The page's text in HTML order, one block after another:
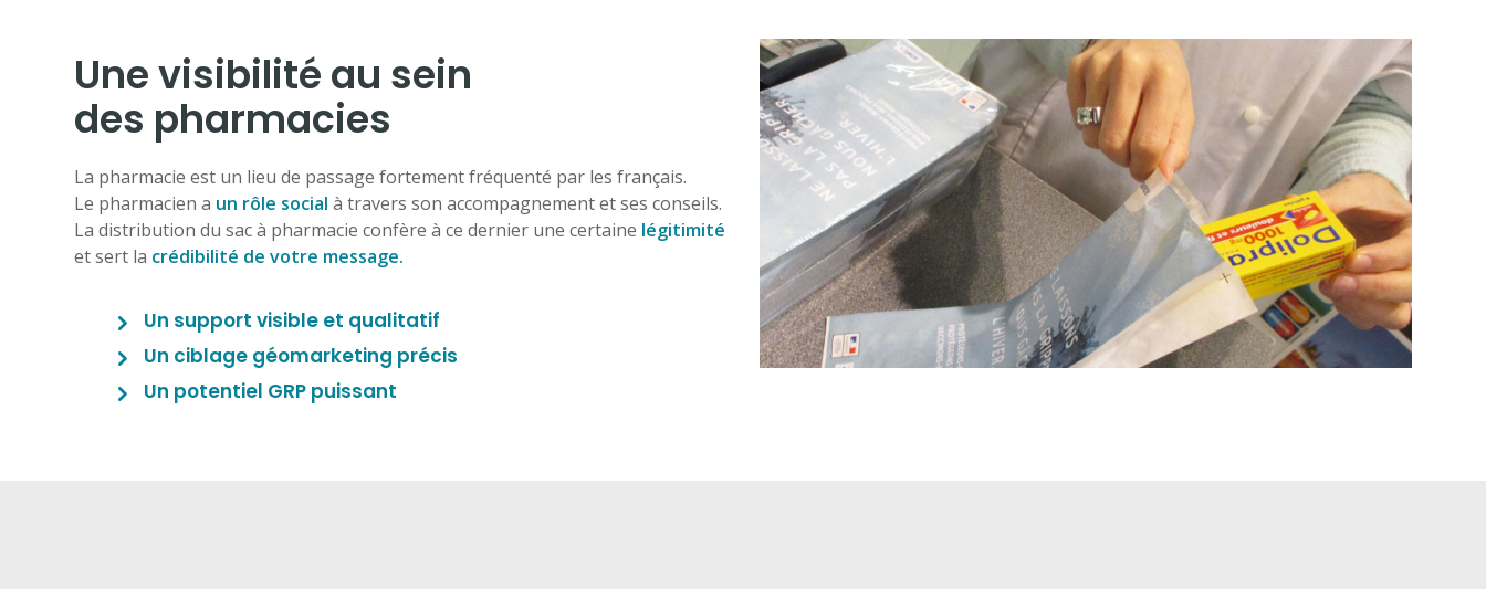
Une visibilité au sein
des pharmacies
La pharmacie est un lieu de passage fortement fréquenté par les français.
Le pharmacien a un rôle social à travers son accompagnement et ses conseils.
La distribution du sac à pharmacie confère à ce dernier une certaine légitimité
et sert la crédibilité de votre message.
Un support visible et qualitatif
Un ciblage géomarketing précis
Un potentiel GRP puissant